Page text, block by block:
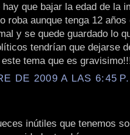
que bajar la edad de la
roba aunque tenga 12
y se quede guardado lo
tendrían que dejarse
tema que es
DE 2009 A LAS 6:45
inútiles que tenemos